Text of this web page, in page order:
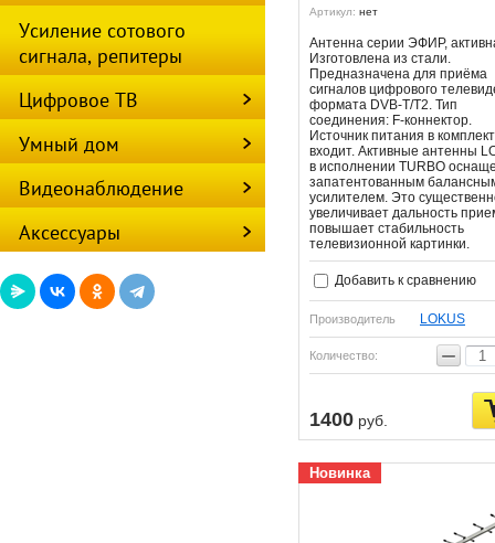
Артикул: нет
Антенна серии ЭФИР,
Изготовлена из стали.
Предназначена для приёма
сигналов цифрового
формата DVB-T/T2. Тип
соединения: F-коннектор.
Источник питания в
входит. Активные антенны
в исполнении TURBO
запатентованным
усилителем. Это
увеличивает дальность
повышает стабильность
телевизионной картинки.
Добавить к сравнению
Производитель LOKUS
Количество: −
1400 руб.
Новинка
Усиление сотового
сигнала, репитеры
Цифровое ТВ
Умный дом
Видеонаблюдение
Аксессуары